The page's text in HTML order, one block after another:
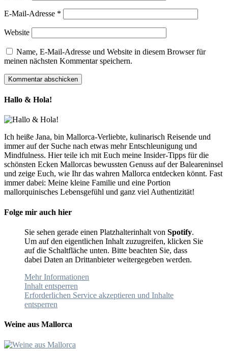
E-Mail-Adresse *
Website
Name, E-Mail-Adresse und Website in diesem Browser für
meinen nächsten Kommentar speichern.
Hallo & Hola!
Ich heiße Jana, bin Mallorca-Verliebte, kulinarisch Reisende und
immer auf der Suche nach etwas mehr Entschleunigung und
Mindfulness. Hier teile ich mit Euch meine Insider-Tipps für die
schönsten Ecken Mallorcas bewussten Genuss auf der Baleareninsel
und zeige Euch, wie Ihr das wahren Mallorca entdecken könnt. Fast
immer dabei: Meine kleine Familie und eine Portion
mallorquinisches Lebensgefühl und ganz viel Authentizität!
Folge mir auch hier
Sie sehen gerade einen Platzhalterinhalt von Spotify.
Um auf den eigentlichen Inhalt zuzugreifen, klicken Sie
auf die Schaltfläche unten. Bitte beachten Sie, dass
dabei Daten an Drittanbieter weitergegeben werden.
Mehr Informationen
Inhalt entsperren
Erforderlichen Service akzeptieren und Inhalte
entsperren
Weine aus Mallorca